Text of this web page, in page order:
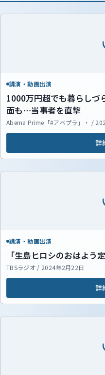
講演・動画出演
1000万円超でも暮らしづ
面も…当事者を直撃
Abema Prime「#アベプラ」・ /
詳
講演・動画出演
「生島ヒロシのおはよう
TBSラジオ / 2024年2月22日
詳